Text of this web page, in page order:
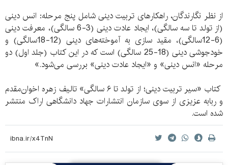
از نظر نگارندگان، راهکارهای تربیت دینی شامل پنج مرحله: انس ‌دینی
(از تولد تا سه سالگی)، ایجاد عادت‌ دینی (3-6 سالگی)، معرفت‌ دینی
(6-12سالگی)، مقید ‌سازی به آموخته‌های دینی (12-18سالگی) و
خودجوشی دینی (18-25 سالگی) است که در این کتاب (جلد اول) دو
مرحله «انس‌ دینی» و «ایجاد عادت ‌دینی» بررسی می‌شود.»
کتاب «سیر تربیت دینی؛ از تولد تا ۶ سالگی» تالیف زهره اخوان‌مقدم
و ربابه عزیزی از سوی سازمان انتشارات جهاد دانشگاهی اراک منتشر
شده است.